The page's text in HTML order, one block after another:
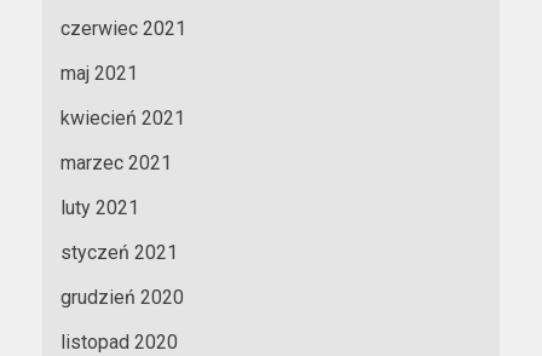
czerwiec 2021
maj 2021
kwiecień 2021
marzec 2021
luty 2021
styczeń 2021
grudzień 2020
listopad 2020